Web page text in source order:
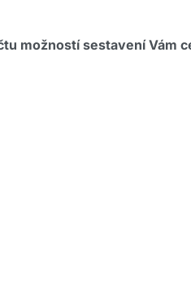
možností sestavení Vám